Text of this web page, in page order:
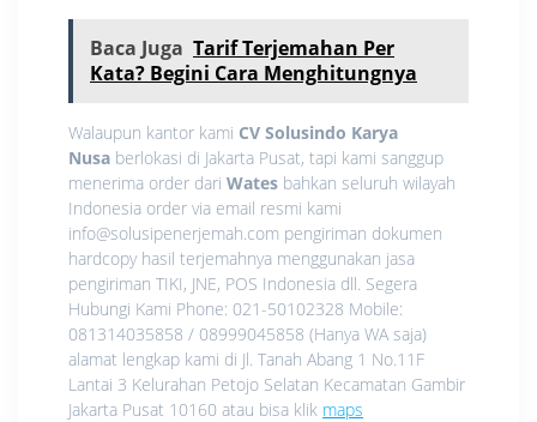
Baca Juga Tarif Terjemahan Per
Kata? Begini Cara Menghitungnya
Walaupun kantor kami CV Solusindo Karya
Nusa berlokasi di Jakarta Pusat, tapi kami sanggup
menerima order dari Wates bahkan seluruh wilayah
Indonesia order via email resmi kami
info@solusipenerjemah.com pengiriman dokumen
hardcopy hasil terjemahnya menggunakan jasa
pengiriman TIKI, JNE, POS Indonesia dll. Segera
Hubungi Kami Phone: 021-50102328 Mobile:
081314035858 / 08999045858 (Hanya WA saja)
alamat lengkap kami di Jl. Tanah Abang 1 No.11F
Lantai 3 Kelurahan Petojo Selatan Kecamatan Gambir
Jakarta Pusat 10160 atau bisa klik maps